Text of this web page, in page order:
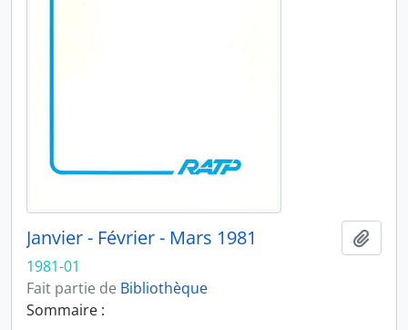
Janvier - Février - Mars 1981
1981-01
Fait partie de Bibliothèque
Sommaire :